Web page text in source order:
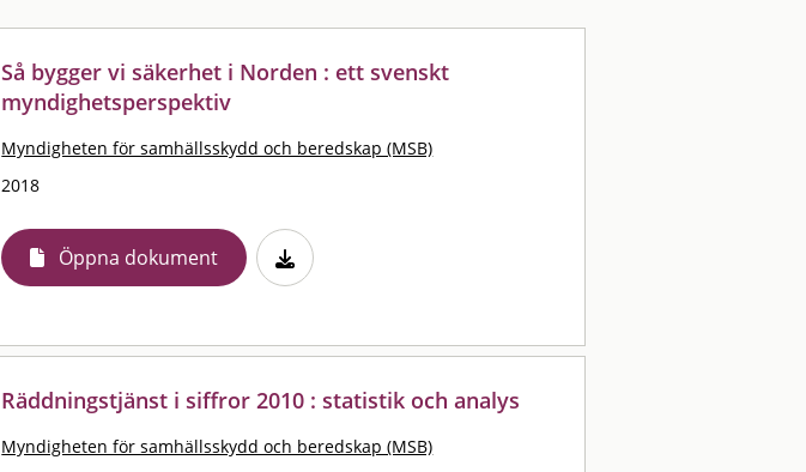
Så bygger vi säkerhet i Norden : ett svenskt
myndighetsperspektiv
Myndigheten för samhällsskydd och beredskap (MSB)
2018
Öppna dokument
Räddningstjänst i siffror 2010 : statistik och analys
Myndigheten för samhällsskydd och beredskap (MSB)